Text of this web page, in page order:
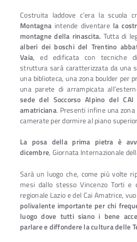
Costruita laddove c’era la scuola
Montagna intende diventare la
montagne della rinascita. Tutta di
alberi dei boschi del Trentino
Vaia, ed edificata con tecniche
struttura sarà caratterizzata da una
una biblioteca, una zona boulder per
una parete di arrampicata
sede del Soccorso Alpino del
amatriciana. Presenti infine una
camerate per dormire al piano
La posa della prima pietra è
dicembre, Giornata Internazionale
Sarà un luogo che, come più volte
mesi dallo stesso Vincenzo Torti e
regionale Lazio e del Cai Amatrice,
polivalente importante per chi
luogo dove tutti siano i bene
parlare e diffondere la cultura delle